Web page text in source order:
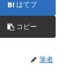
はてブ
コピー
筆者